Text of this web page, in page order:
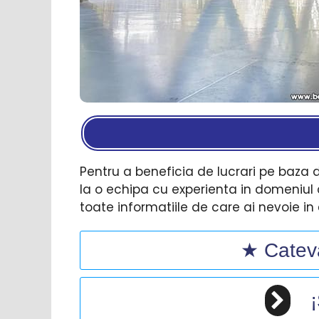
Pentru a beneficia de lucrari pe baza
la o echipa cu experienta in
toate informatiile de care ai nevoie
★